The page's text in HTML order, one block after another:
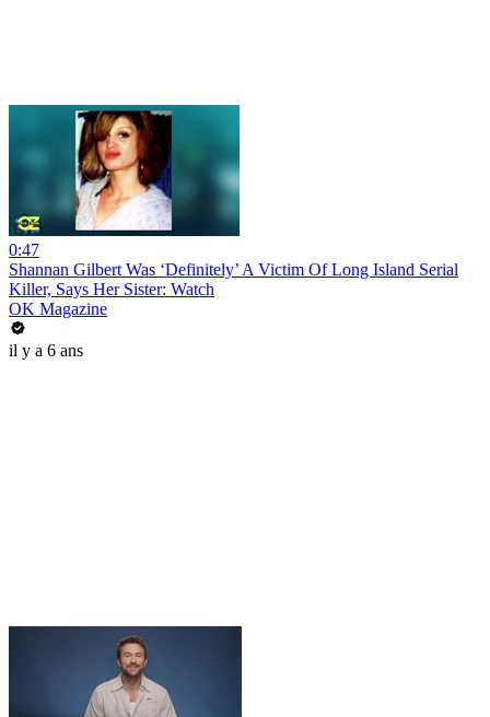
0:47
Shannan Gilbert Was ‘Definitely’ A Victim Of Long Island Serial
Killer, Says Her Sister: Watch
OK Magazine
il y a 6 ans